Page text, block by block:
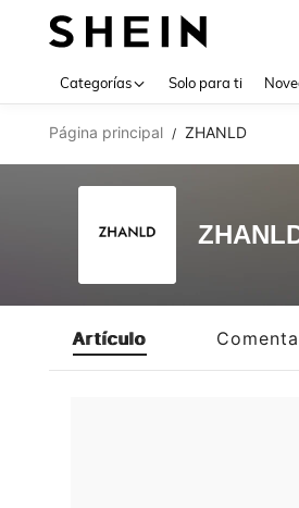
Categorías Solo para ti
Página principal / ZHANLD
Artículo